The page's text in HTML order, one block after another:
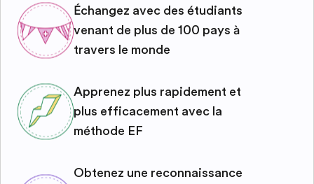
Échangez avec des étudiants
venant de plus de 100 pays à
travers le monde
Apprenez plus rapidement et
plus efficacement avec la
méthode EF
Obtenez une reconnaissance